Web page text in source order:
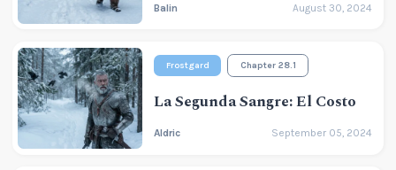
Balin August 30, 2024
Frostgard Chapter 28.1
La Segunda Sangre: El Costo
Aldric September 05, 2024